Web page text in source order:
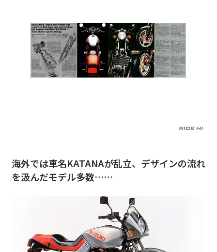
海外では車名KATANAが乱立、デザインの流れ
を汲んだモデル多数……